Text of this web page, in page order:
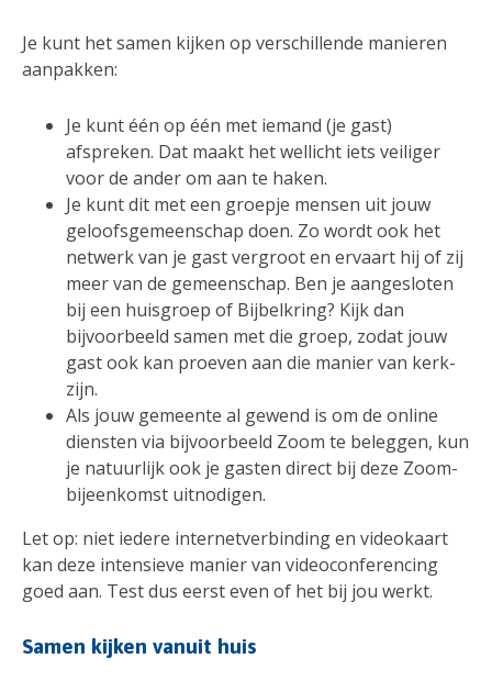
Je kunt het samen kijken op verschillende manieren
aanpakken:
Je kunt één op één met iemand (je gast)
afspreken. Dat maakt het wellicht iets veiliger
voor de ander om aan te haken.
Je kunt dit met een groepje mensen uit jouw
geloofsgemeenschap doen. Zo wordt ook het
netwerk van je gast vergroot en ervaart hij of zij
meer van de gemeenschap. Ben je aangesloten
bij een huisgroep of Bijbelkring? Kijk dan
bijvoorbeeld samen met die groep, zodat jouw
gast ook kan proeven aan die manier van kerk-
zijn.
Als jouw gemeente al gewend is om de online
diensten via bijvoorbeeld Zoom te beleggen, kun
je natuurlijk ook je gasten direct bij deze Zoom-
bijeenkomst uitnodigen.
Let op: niet iedere internetverbinding en videokaart
kan deze intensieve manier van videoconferencing
goed aan. Test dus eerst even of het bij jou werkt.
Samen kijken vanuit huis